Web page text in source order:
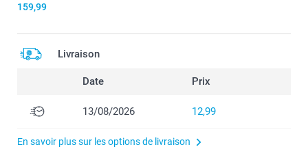
159,99
Livraison
Date Prix
13/08/2026 12,99
En savoir plus sur les options de livraison